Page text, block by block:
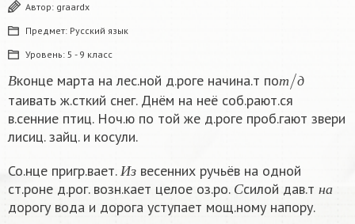
Автор: graardx
Предмет: Русский язык
Уровень: 5 - 9 класс
В конце марта на лес.ной д.роге начина.т по т д
д
таивать ж.сткий снег. Днём на неё соб.рают.ся
в.сенние птиц. Ноч.ю по той же д.роге проб.гают звери
лисиц. зайц. и косули.
Со.нце пригр.вает.
И з
весенних ручьёв на одной
ст.роне д.рог. возн.кает целое оз.ро.
С
С
силой дав.т н а
дорогу вода и дорога уступает мощ.ному напору.